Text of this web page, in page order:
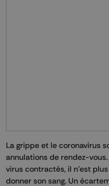
La grippe et le coronavirus
annulations de rendez-
virus contractés, il n’est
donner son sang. Un